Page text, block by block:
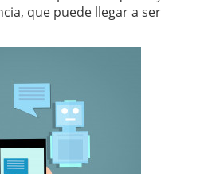
que puede llegar a ser